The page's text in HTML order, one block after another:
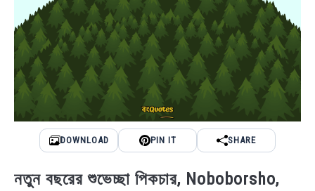
DOWNLOAD PIN IT SHARE
নতুন বছরের শুভেচ্ছা পিকচার, Noboborsho,